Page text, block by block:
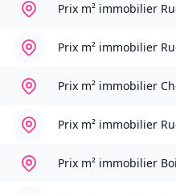
Prix m² immobilier
Prix m² immobilier
Prix m² immobilier
Prix m² immobilier
Prix m² immobilier